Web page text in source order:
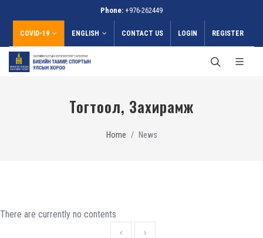
Phone: +976-262449
COVID-19 ENGLISH CONTACT US LOGIN REGISTER
Тогтоол, Захирамж
Home News
There are currently no contents